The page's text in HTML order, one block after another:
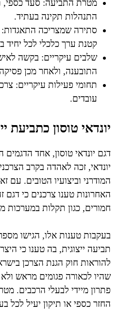
מטרת התביעה: סעד כספי,
התנהלות תקינה בעתיד.
סתירה שמצריכה
קטנת ערך כלכלי לכל יחיד
שלבים עיקריים: בקשה
התובענה, ולאחר מכן
תחומי פעילות עיקריים:
עובדים.
יונדאי טוסון כתביעת
דגם יונדאי טוסון, אחד הדגמים
יונדאי, זכה לאהדה בקרב
המודרני וביצועיו הטובים. עם
האחרונות טענו צרכנים כי דגם
חמורים, כגון תקלות במערכות
בעקבות טענות אלו, הגישו
תביעה ייצוגית, בה טענו כי
להוראות חוק הגנת הצרכן
שהיו לכאורה פגומים מראש ולא
פתרון מיידי לבעלי הרכבים.
החזר כספי או תיקון יעיל לכל